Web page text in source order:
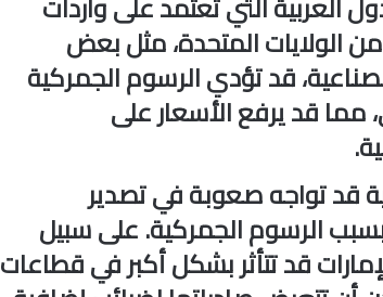
الولايات المتحدة، مثل بعض
قد تؤدي الرسوم الجمركية
مما قد يرفع الأسعار على
قد تواجه صعوبة في تصدير
بسبب الرسوم الجمركية. على سبيل
قد تتأثر بشكل أكبر في قطاعات